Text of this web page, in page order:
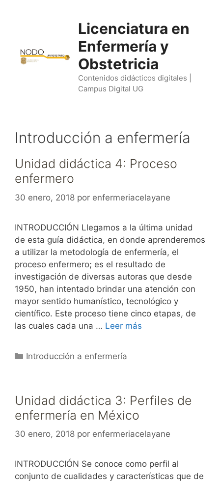
Licenciatura en
Enfermería y
Obstetricia
Contenidos didácticos digitales |
Campus Digital UG
Introducción a enfermería
Unidad didáctica 4: Proceso
enfermero
30 enero, 2018 por enfermeriacelayane
INTRODUCCIÓN Llegamos a la última unidad
de esta guía didáctica, en donde aprenderemos
a utilizar la metodología de enfermería, el
proceso enfermero; es el resultado de
investigación de diversas autoras que desde
1950, han intentado brindar una atención con
mayor sentido humanístico, tecnológico y
científico. Este proceso tiene cinco etapas, de
las cuales cada una … Leer más
Categorías
Introducción a enfermería
Unidad didáctica 3: Perfiles de
enfermería en México
30 enero, 2018 por enfermeriacelayane
INTRODUCCIÓN Se conoce como perfil al
conjunto de cualidades y características que de